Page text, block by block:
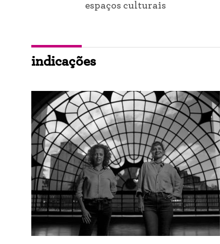
espaços culturais
indicações